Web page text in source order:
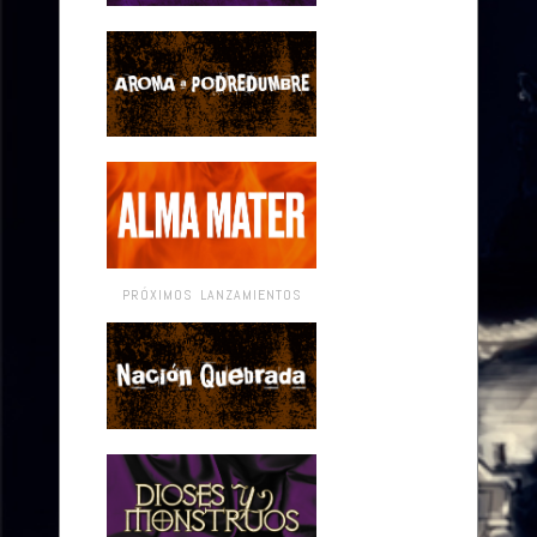
PRÓXIMOS LANZAMIENTOS